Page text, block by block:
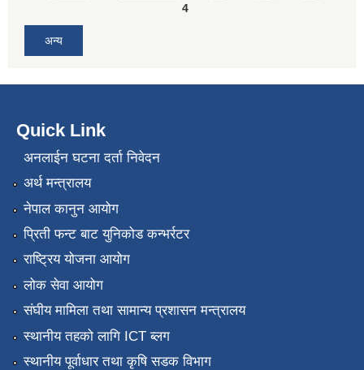
4
अन्य
Quick Link
अनलाईन घटना दर्ता निवेदन
अर्थ मन्त्रालय
नेपाल कानुन आयोग
प्रिती फन्ट बाट युनिकोड कन्भर्रटर
राष्ट्रिय योजना आयोग
लोक सेवा आयोग
संघीय मामिला तथा सामान्य प्रशासन मन्त्रालय
स्थानीय तहको लागि ICT ब्लग
स्थानीय पूर्वाधार तथा कृषि सडक विभाग